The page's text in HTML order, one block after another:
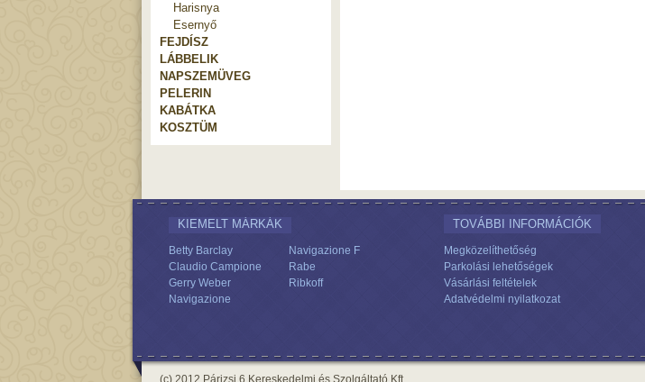
Harisnya
Esernyő
FEJDÍSZ
LÁBBELIK
NAPSZEMÜVEG
PELERIN
KABÁTKA
KOSZTÜM
KIEMELT MÁRKÁK
Betty Barclay
Claudio Campione
Gerry Weber
Navigazione
Navigazione F
Rabe
Ribkoff
TOVÁBBI INFORMÁCIÓK
Megközelíthetőség
Parkolási lehetőségek
Vásárlási feltételek
Adatvédelmi nyilatkozat
(c) 2012 Párizsi 6 Kereskedelmi és Szolgáltató Kft.